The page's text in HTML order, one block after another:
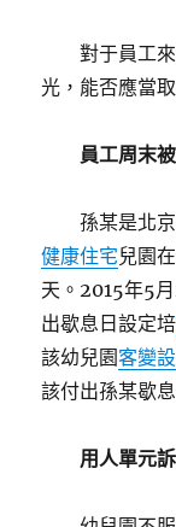
對于員工
光，能否應當
員工周末
孫某是北
健康住宅兒園
天。2015年5
出歇息日設定培
該幼兒園客變
該付出孫某歇
用人單元